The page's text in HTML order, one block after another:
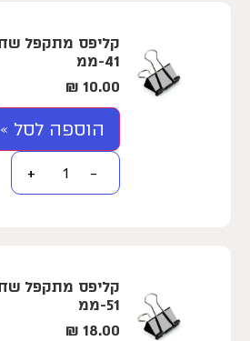
41-ממ
10.00
₪
הוספה לסל »
−
+
51-ממ
18.00
₪